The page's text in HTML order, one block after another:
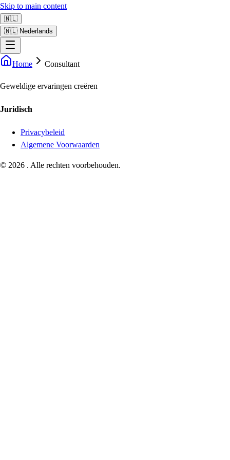
Skip to main content
🇳🇱
🇳🇱 Nederlands
Home Consultant
Geweldige ervaringen creëren
Juridisch
Privacybeleid
Algemene Voorwaarden
© 2026 . Alle rechten voorbehouden.